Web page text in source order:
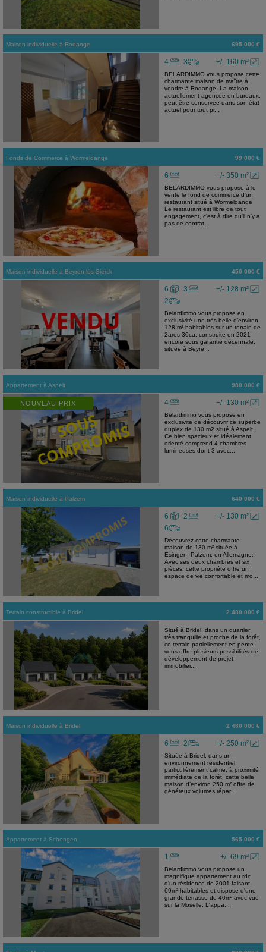
Maison individuelle à Rodange 695 000 €
+/- 160 m²
4 3
BELARDIMMO vous propose cette
charmante maison de maître à
vendre à Rodange. La maison,
actuellement agencée en bureaux,
peut être conservée dans son état
actuel pour tout pr...
Fonds de Commerce à Wormeldange 99 000 €
+/- 350 m²
6
BELARDIMMO vous propose à le
vente le fond de commerce d'un
restaurant situé à Wormeldange
Le restaurant est libre de tout
engagement, c'est à dire qu'il n'y a
pas de contrat...
Maison individuelle à Beyren-lès-Sierck 450 000 €
+/- 128 m²
6
3
2
Belardimmo vous propose en
exclusivité une très belle d’environ
128 m² habitables sur un terrain de
2ares 30ca, construite en 2021
encore sous garantie décennale,
située à Beyre...
Appartement à Aspelt 980 000 €
NOUVEAU PRIX +/- 130 m²
4
Belardimmo vous propose en
exclusivité de découvrir ce superbe
duplex de 130 m2 situé à Aspelt.
Ce bien spacieux et idéalement
orienté comprend 4 chambres
lumineuses dont 3 avec...
Maison individuelle à Palzem 640 000 €
+/- 130 m²
6
2
6
Découvrez cette charmante
maison de 130 m² située à
Esingen, Palzem, en Allemagne.
Avec ses deux chambres et six
pièces, cette propriété offre un
espace de vie confortable et mo...
Terrain constructible à Bridel 2 480 000 €
Situé à Bridel, dans un quartier
très tranquille et proche de la forêt,
ce terrain partiellement en pente
vous offre plusieurs possibilités de
développement de projet
immobilier...
Maison individuelle à Bridel 2 480 000 €
+/- 250 m²
6 2
Située à Bridel, dans un
environnement résidentiel
particulièrement calme, à proximité
immédiate de la forêt, cette belle
maison d’environ 250 m² offre de
généreux volumes répar...
Appartement à Schengen 565 000 €
+/- 69 m²
1
Belardimmo vous propose un
magnifique appartement au rdc
d'un résidence de 2001 faisant
69m² habitables et dispose d'une
grande terrasse de 40m² avec vue
sur la Moselle. L'appa...